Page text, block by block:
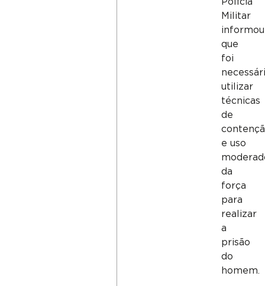
Militar
informou
que
foi
utilizar
técnicas
de
e uso
da
força
para
realizar
a
prisão
do
homem.